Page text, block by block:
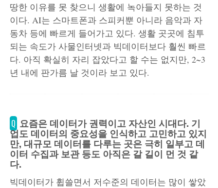
땅한 이유를 못 찾으니 생활에 녹아들지 못하는 것
이다. AI는 스마트폰과 스피커뿐 아니라 음악과 자
동차 등에 빠르게 들어가고 있다. 생활 곳곳에 침투
되는 속도가 사물인터넷과 빅데이터보다 훨씬 빠르
다. 아직 확실히 자리 잡았다고 할 수는 없지만, 2~3
년 내에 판가름 날 것이라 보고 있다.
Q 요즘은 데이터가 권력이고 자산인 시대다. 기
업도 데이터의 중요성을 인식하고 고민하고 있지
만, 대규모 데이터를 다루는 곳은 극히 일부고 데
이터 수집과 보관 등도 아직은 갈 길이 먼 것 같
다.
빅데이터가 휩쓸면서 저수준의 데이터는 많이 쌓았